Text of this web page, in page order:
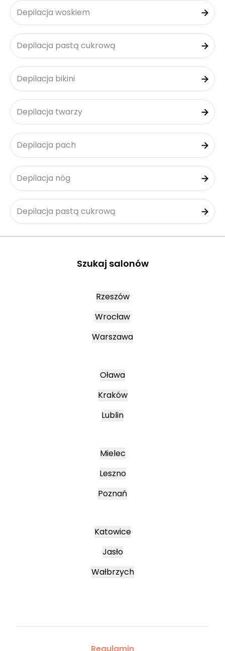
Depilacja woskiem
Depilacja pastą cukrową
Depilacja bikini
Depilacja twarzy
Depilacja pach
Depilacja nóg
Depilacja pastą cukrową
Szukaj salonów
Rzeszów
Wrocław
Warszawa
Oława
Kraków
Lublin
Mielec
Leszno
Poznań
Katowice
Jasło
Wałbrzych